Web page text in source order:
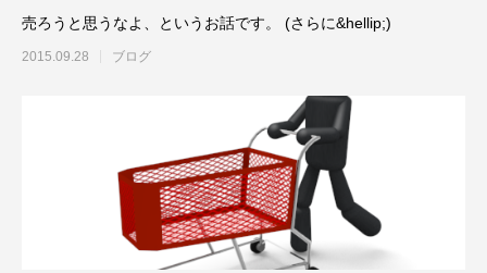
売ろうと思うなよ、というお話です。 (さらに&hellip;)
2015.09.28 ブログ